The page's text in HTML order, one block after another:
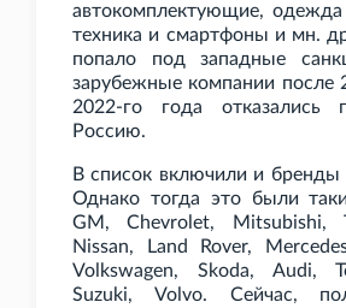
автокомплектующие, одежда
техника и смартфоны и мн.
попало под западные
зарубежные компании после
2022-го года отказались
Россию.
В список включили и бренды
Однако тогда это были
GM, Chevrolet, Mitsubishi,
Nissan, Land Rover,
Volkswagen, Skoda, Audi,
Suzuki, Volvo. Сейчас,